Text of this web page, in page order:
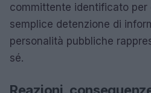
committente identificato per
semplice detenzione di
personalità pubbliche
sé.
Reazioni,